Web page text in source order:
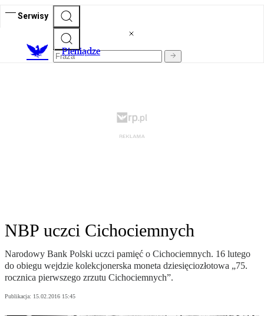
Serwisy
Pieniądze
NBP uczci Cichociemnych
Narodowy Bank Polski uczci pamięć o Cichociemnych. 16 lutego
do obiegu wejdzie kolekcjonerska moneta dziesięciozłotowa „75.
rocznica pierwszego zrzutu Cichociemnych”.
Publikacja: 15.02.2016 15:45